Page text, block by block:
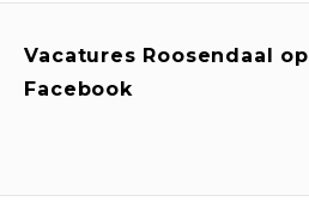
Vacatures Roosendaal op
Facebook